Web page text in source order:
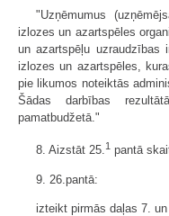
"Uzņēmumus
izlozes un azartspēles
un azartspēļu uzraudzības
izlozes un azartspēles,
pie likumos noteiktās
Šādas darbības
pamatbudžetā."
8. Aizstāt 25.1 pantā
9. 26.pantā:
izteikt pirmās daļas 7.